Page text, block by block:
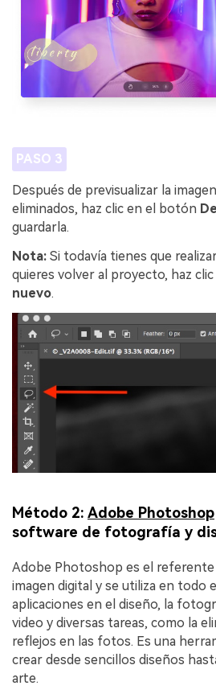
PASO 3
Después de previsualizar la
eliminados, haz clic en el botón
guardarla.
Nota: Si todavía tienes que
quieres volver al proyecto, haz
nuevo.
Método 2: Adobe Photoshop
software de fotografía y
Adobe Photoshop es el referente
imagen digital y se utiliza en todo
aplicaciones en el diseño, la
video y diversas tareas, como la
reflejos en las fotos. Es una
crear desde sencillos diseños
arte.